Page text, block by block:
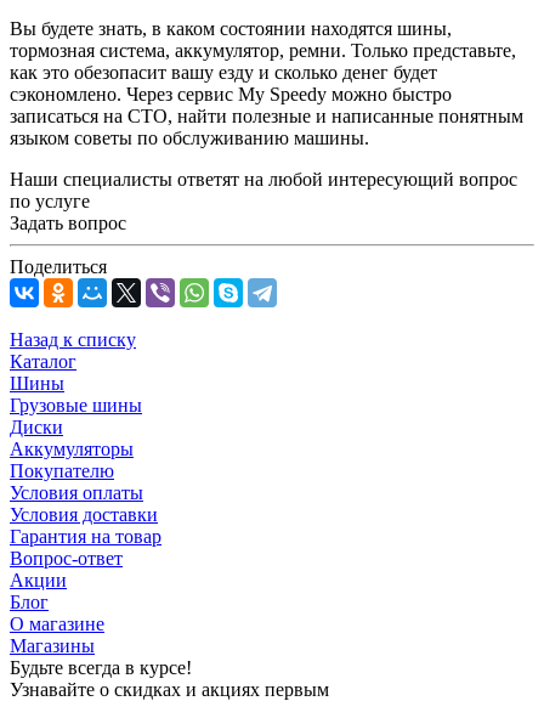
Вы будете знать, в каком состоянии находятся шины,
тормозная система, аккумулятор, ремни. Только представьте,
как это обезопасит вашу езду и сколько денег будет
сэкономлено. Через сервис My Speedy можно быстро
записаться на СТО, найти полезные и написанные понятным
языком советы по обслуживанию машины.
Наши специалисты ответят на любой интересующий вопрос
по услуге
Задать вопрос
Поделиться
Назад к списку
Каталог
Шины
Грузовые шины
Диски
Аккумуляторы
Покупателю
Условия оплаты
Условия доставки
Гарантия на товар
Вопрос-ответ
Акции
Блог
О магазине
Магазины
Будьте всегда в курсе!
Узнавайте о скидках и акциях первым